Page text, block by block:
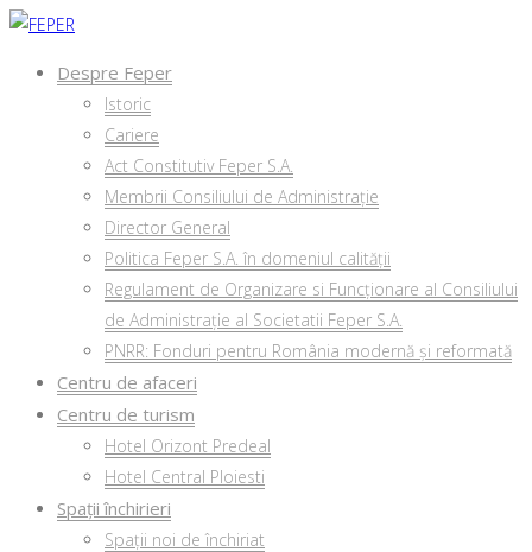
Despre Feper
Istoric
Cariere
Act Constitutiv Feper S.A.
Membrii Consiliului de Administrație
Director General
Politica Feper S.A. în domeniul calității
Regulament de Organizare si Funcționare al Consiliului
de Administrație al Societatii Feper S.A.
PNRR: Fonduri pentru România modernă și reformată
Centru de afaceri
Centru de turism
Hotel Orizont Predeal
Hotel Central Ploiesti
Spații închirieri
Spații noi de închiriat